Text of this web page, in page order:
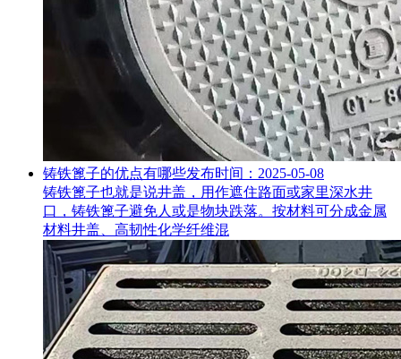
铸铁篦子的优点有哪些发布时间：2025-05-08
铸铁篦子也就是说井盖，用作遮住路面或家里深水井
口，铸铁篦子避免人或是物块跌落。按材料可分成金属
材料井盖、高韧性化学纤维混